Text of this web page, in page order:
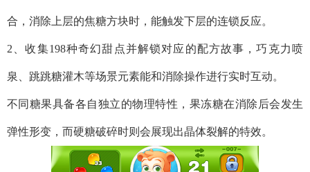
合，消除上层的焦糖方块时，能触发下层的连锁反应。
2、收集198种奇幻甜点并解锁对应的配方故事，巧克力喷
泉、跳跳糖灌木等场景元素能和消除操作进行实时互动。
不同糖果具备各自独立的物理特性，果冻糖在消除后会发生
弹性形变，而硬糖破碎时则会展现出晶体裂解的特效。